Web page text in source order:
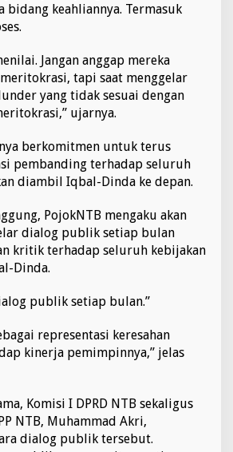
l
i
k
?
"
bidang keahliannya. Termasuk
Jangan anggap mereka
tapi saat menggelar
yang tidak sesuai dengan
ujarnya.
berkomitmen untuk terus
pembanding terhadap seluruh
diambil Iqbal-Dinda ke depan.
PojokNTB mengaku akan
dialog publik setiap bulan
kritik terhadap seluruh kebijakan
Dinda.
publik setiap bulan.”
representasi keresahan
kinerja pemimpinnya,” jelas
Komisi I DPRD NTB sekaligus
NTB, Muhammad Akri,
dialog publik tersebut.